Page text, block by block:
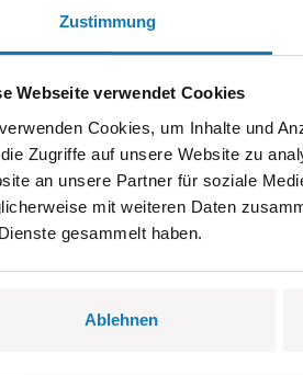
Zustimmung
Webseite verwendet Cookies
Cookies, um Inhalte und
Zugriffe auf unsere Website zu
an unsere Partner für soziale
mit weiteren Daten
gesammelt haben.
Ablehnen
24344